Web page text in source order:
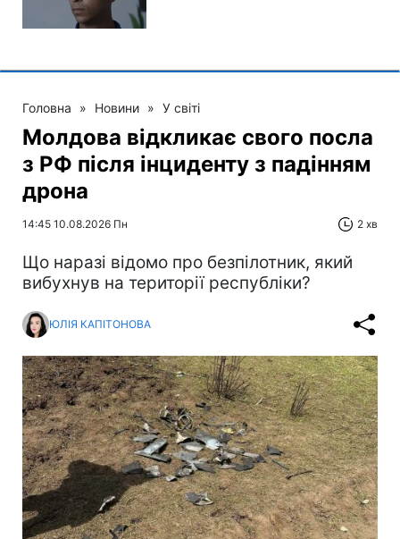
Головна » Новини » У світі
Молдова відкликає свого посла
з РФ після інциденту з падінням
дрона
14:45 10.08.2026 Пн 2 хв
Що наразі відомо про безпілотник, який
вибухнув на території республіки?
ЮЛІЯ КАПІТОНОВА